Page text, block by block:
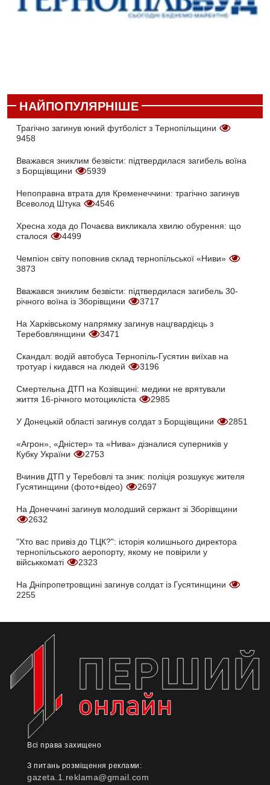
НАЙПОПУЛЯРНІШЕ
Трагічно загинув юний футболіст з Тернопільщини
9458
Вважався зниклим безвісти: підтвердилася загибель воїна
з Борщівщини
5939
Непоправна втрата для Кременеччини: трагічно загинув
Всеволод Штука
4546
Хресна хода до Почаєва викликала хвилю обурення: що
сталося
4499
Чемпіон світу поповнив склад тернопільської «Ниви»
3873
Вважався зниклим безвісти: підтвердилася загибель 30-
річного воїна із Зборівщини
3717
На Харківському напрямку загинув нацгвардієць з
Теребовлянщини
3471
Скандал: водій автобуса Тернопіль-Гусятин виїхав на
тротуар і кидався на людей
3196
Смертельна ДТП на Козівщині: медики не врятували
життя 16-річного мотоцикліста
2985
У Донецькій області загинув солдат з Борщівщини 2851
«Агрон», «Дністер» та «Нива» дізналися суперників у
Кубку України
2753
Вчинив ДТП у Теребовлі та зник: поліція розшукує жителя
Гусятинщини (фото+відео)
2697
На Донеччині загинув молодший сержант зі Зборівщини
2632
"Хто вас привіз до ТЦК?": історія колишнього директора
тернопільського аеропорту, якому не повірили у
військкоматі
2323
На Дніпропетровщині загинув солдат із Гусятинщини
2255
Всі права захищено
З питань розміщення реклами:
gazeta.1.reklama@gmail.com